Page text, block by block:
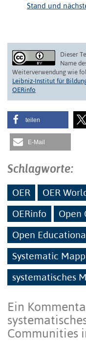
Stand und
Dieser
Name
Weiterverwendung wie
Leibniz-Institut für
OERinfo
teilen
E-Mail
Schlagworte:
OER OER
OERinfo
Open
Open
Systematic
systematisches
Ein
Communities